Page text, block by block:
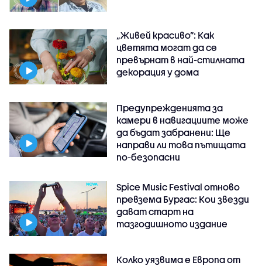
„Живей красиво”: Как
цветята могат да се
превърнат в най-стилната
декорация у дома
Предупрежденията за
камери в навигациите може
да бъдат забранени: Ще
направи ли това пътищата
по-безопасни
Spice Music Festival отново
превзема Бургас: Кои звезди
дават старт на
тазгодишното издание
Колко уязвима е Европа от